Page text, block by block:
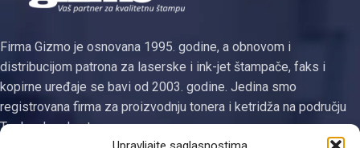
Firma Gizmo je osnovana 1995. godine, a obnovom i
distribucijom patrona za laserske i ink-jet štampače, faks i
kopirne uređaje se bavi od 2003. godine. Jedina smo
registrovana firma za proizvodnju tonera i ketridža na području
Tuzlanskog kantona